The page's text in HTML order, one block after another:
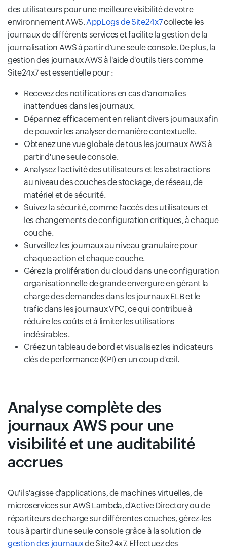
des utilisateurs pour une meilleure visibilité de votre
environnement AWS. AppLogs de Site24x7collecte les
journaux de différents services et facilite la gestion de la
journalisation AWS à partir d'une seule console. De plus, la
gestion des journaux AWS à l'aide d'outils tiers comme
Site24x7 est essentielle pour :
Recevez des notifications en cas d'anomalies
inattendues dans les journaux.
Dépannez efficacement en reliant divers journaux afin
de pouvoir les analyser de manière contextuelle.
Obtenez une vue globale de tous les journaux AWS à
partir d'une seule console.
Analysez l'activité des utilisateurs et les abstractions
au niveau des couches de stockage, de réseau, de
matériel et de sécurité.
Suivez la sécurité, comme l'accès des utilisateurs et
les changements de configuration critiques, à chaque
couche.
Surveillez les journaux au niveau granulaire pour
chaque action et chaque couche.
Gérez la prolifération du cloud dans une configuration
organisationnelle de grande envergure en gérant la
charge des demandes dans les journaux ELB et le
trafic dans les journaux VPC, ce qui contribue à
réduire les coûts et à limiter les utilisations
indésirables.
Créez un tableau de bord et visualisez les indicateurs
clés de performance (KPI) en un coup d'œil.
Analyse complète des
journaux AWS pour une
visibilité et une auditabilité
accrues
Qu'il s'agisse d'applications, de machines virtuelles, de
microservices sur AWS Lambda, d'Active Directory ou de
répartiteurs de charge sur différentes couches, gérez-les
tous à partir d'une seule console grâce à la solution de
gestion des journauxde Site24x7. Effectuez des